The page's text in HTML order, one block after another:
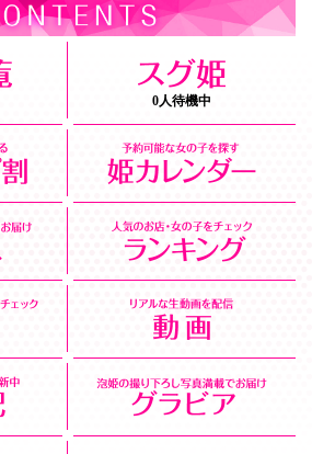
0人待機中